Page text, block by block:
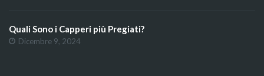
Quali Sono i Capperi più Pregiati?
Dicembre 9, 2024